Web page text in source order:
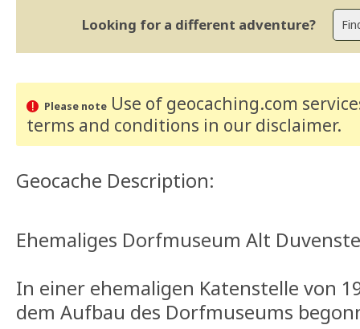
Looking for a different adventure?
Please noteUse of geocaching.com
terms and conditions in our disclaimer.
Geocache Description:
Ehemaliges Dorfmuseum Alt
In einer ehemaligen Katenstelle von
dem Aufbau des Dorfmuseums